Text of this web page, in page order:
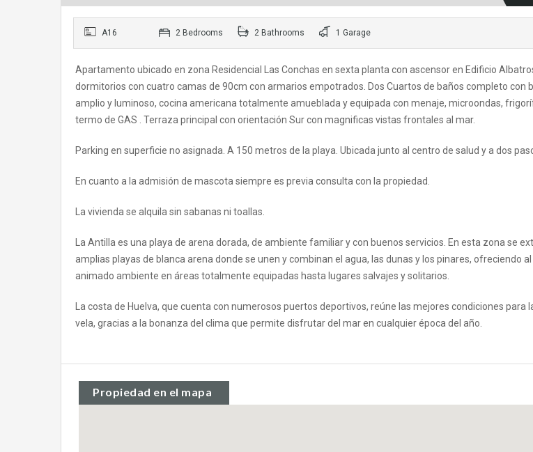
A16 2 Bedrooms 2 Bathrooms 1 Garage
Apartamento ubicado en zona Residencial Las Conchas en sexta planta con ascensor en Edificio
dormitorios con cuatro camas de 90cm con armarios empotrados. Dos Cuartos de baños completo con
amplio y luminoso, cocina americana totalmente amueblada y equipada con menaje, microondas,
termo de GAS . Terraza principal con orientación Sur con magnificas vistas frontales al mar.
Parking en superficie no asignada. A 150 metros de la playa. Ubicada junto al centro de salud y a dos
En cuanto a la admisión de mascota siempre es previa consulta con la propiedad.
La vivienda se alquila sin sabanas ni toallas.
La Antilla es una playa de arena dorada, de ambiente familiar y con buenos servicios. En esta zona se
amplias playas de blanca arena donde se unen y combinan el agua, las dunas y los pinares, ofreciendo
animado ambiente en áreas totalmente equipadas hasta lugares salvajes y solitarios.
La costa de Huelva, que cuenta con numerosos puertos deportivos, reúne las mejores condiciones para
vela, gracias a la bonanza del clima que permite disfrutar del mar en cualquier época del año.
Propiedad en el mapa